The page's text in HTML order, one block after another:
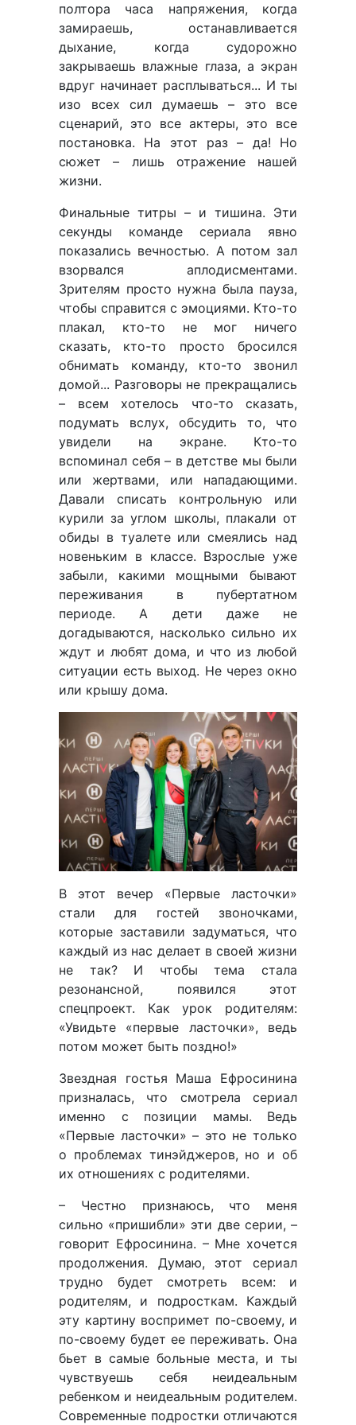
полтора часа напряжения, когда
замираешь, останавливается
дыхание, когда судорожно
закрываешь влажные глаза, а экран
вдруг начинает расплываться... И ты
изо всех сил думаешь – это все
сценарий, это все актеры, это все
постановка. На этот раз – да! Но
сюжет – лишь отражение нашей
жизни.
Финальные титры – и тишина. Эти
секунды команде сериала явно
показались вечностью. А потом зал
взорвался аплодисментами.
Зрителям просто нужна была пауза,
чтобы справится с эмоциями. Кто-то
плакал, кто-то не мог ничего
сказать, кто-то просто бросился
обнимать команду, кто-то звонил
домой... Разговоры не прекращались
– всем хотелось что-то сказать,
подумать вслух, обсудить то, что
увидели на экране. Кто-то
вспоминал себя – в детстве мы были
или жертвами, или нападающими.
Давали списать контрольную или
курили за углом школы, плакали от
обиды в туалете или смеялись над
новеньким в классе. Взрослые уже
забыли, какими мощными бывают
переживания в пубертатном
периоде. А дети даже не
догадываются, насколько сильно их
ждут и любят дома, и что из любой
ситуации есть выход. Не через окно
или крышу дома.
В этот вечер «Первые ласточки»
стали для гостей звоночками,
которые заставили задуматься, что
каждый из нас делает в своей жизни
не так? И чтобы тема стала
резонансной, появился этот
спецпроект. Как урок родителям:
«Увидьте «первые ласточки», ведь
потом может быть поздно!»
Звездная гостья Маша Ефросинина
призналась, что смотрела сериал
именно с позиции мамы. Ведь
«Первые ласточки» – это не только
о проблемах тинэйджеров, но и об
их отношениях с родителями.
– Честно признаюсь, что меня
сильно «пришибли» эти две серии, –
говорит Ефросинина. – Мне хочется
продолжения. Думаю, этот сериал
трудно будет смотреть всем: и
родителям, и подросткам. Каждый
эту картину воспримет по-своему, и
по-своему будет ее переживать. Она
бьет в самые больные места, и ты
чувствуешь себя неидеальным
ребенком и неидеальным родителем.
Современные подростки отличаются